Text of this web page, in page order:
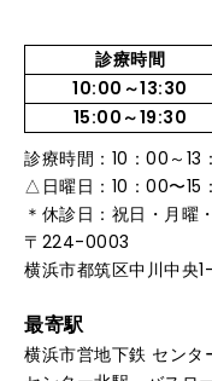
診療時間
10:00～13:30
15:00～19:30
診療時間：10：00～
△日曜日：10：00〜15
＊休診日：祝日・月曜
〒224-0003
横浜市都筑区中川中央
最寄駅
横浜市営地下鉄 センタ